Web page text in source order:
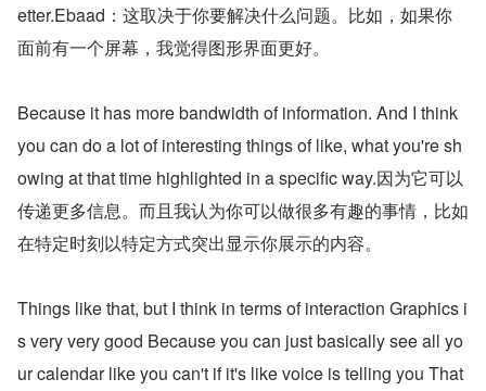
etter.Ebaad：这取决于你要解决什么问题。比如，如果你
面前有一个屏幕，我觉得图形界面更好。
Because it has more bandwidth of information. And I think
you can do a lot of interesting things of like, what you're sh
owing at that time highlighted in a specific way.因为它可以
传递更多信息。而且我认为你可以做很多有趣的事情，比如
在特定时刻以特定方式突出显示你展示的内容。
Things like that, but I think in terms of interaction Graphics i
s very very good Because you can just basically see all yo
ur calendar like you can't if it's like voice is telling you That